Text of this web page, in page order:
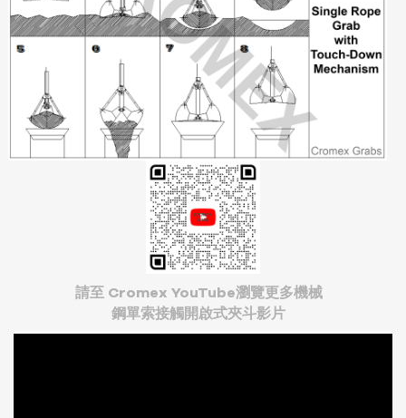
請至 Cromex YouTube瀏覽更多機械
鋼單索接觸開啟式夾斗影片